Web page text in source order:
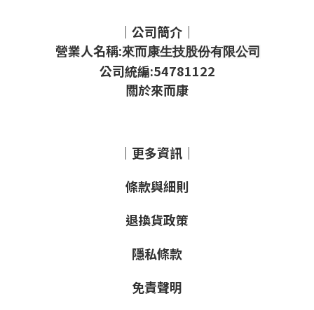
｜公司簡介｜
營業人名稱:來而康生技股份有限公司
公司統編:54781122
關於來而康
｜更多資訊｜
條款與細則
退換貨政策
隱私條款
免責聲明